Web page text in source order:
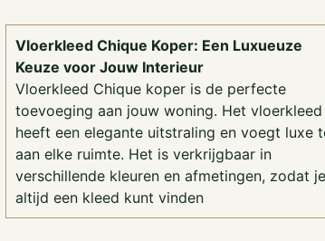
Vloerkleed Chique Koper: Een Luxueuze
Keuze voor Jouw Interieur
Vloerkleed Chique koper is de perfecte
toevoeging aan jouw woning. Het vloerkleed
heeft een elegante uitstraling en voegt luxe
aan elke ruimte. Het is verkrijgbaar in
verschillende kleuren en afmetingen, zodat je
altijd een kleed kunt vinden